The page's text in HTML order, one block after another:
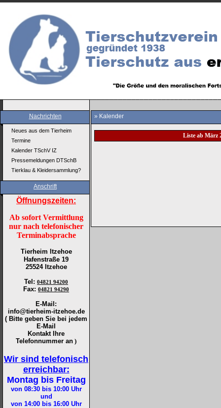
Nachrichten
Neues aus dem Tierheim
Termine
Kalender TSchV IZ
Pressemeldungen DTSchB
Tierklau & Kleidersammlung?
Anschrift
Öffnungszeiten:
Ab sofort Vermittlung
nur nach telefonischer
Terminabsprache
Tierheim Itzehoe
Hafenstraße 19
25524 Itzehoe
Tel : 04821 94200
Fax: 04821 94290
E-Mail:
info@tierheim-itzehoe.de
( Bitte geben Sie bei jedem
E-Mail
Kontakt Ihre
Telefonnummer an )
Wir sind telefonisch
erreichbar:
Montag bis Freitag
von 08:30 bis 10:00Uhr
und
von 14:00 bis 16:00Uhr
» Kalender
Liste ab März